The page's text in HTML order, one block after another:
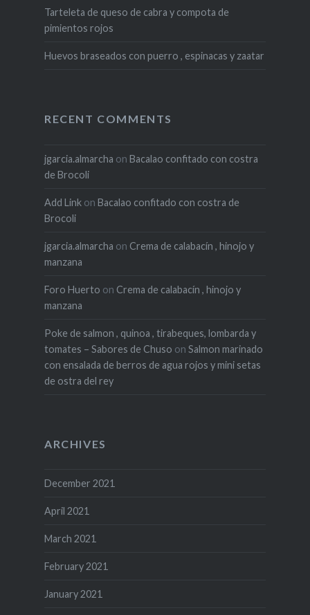
Tarteleta de queso de cabra y compota de
pimientos rojos
Huevos braseados con puerro , espinacas y zaatar
RECENT COMMENTS
jgarcia.almarcha on Bacalao confitado con costra
de Brocoli
Add Linkon Bacalao confitado con costra de
Brocoli
jgarcia.almarcha on Crema de calabacín , hinojo y
manzana
Foro Huerto on Crema de calabacín , hinojo y
manzana
Poke de salmon , quinoa , tirabeques, lombarda y
tomates – Sabores de Chuso on Salmon marinado
con ensalada de berros de agua rojos y mini setas
de ostra del rey
ARCHIVES
December 2021
April 2021
March 2021
February 2021
January 2021